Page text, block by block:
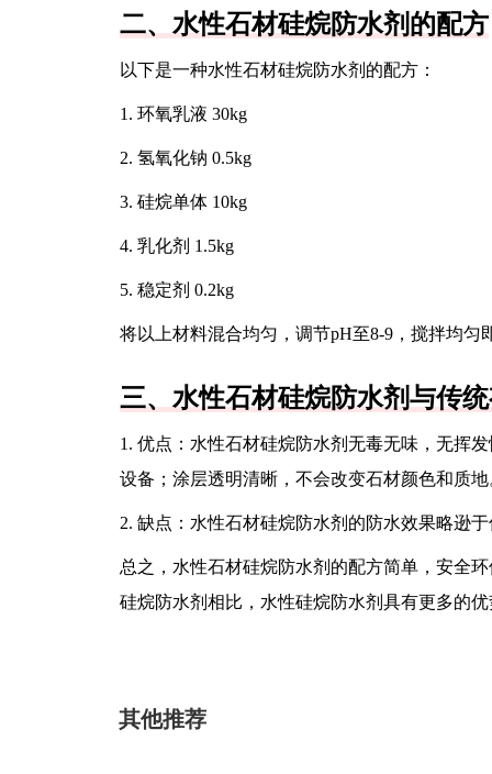
二、水性石材硅烷防水剂的配方
以下是一种水性石材硅烷防水剂的配方：
1. 环氧乳液 30kg
2. 氢氧化钠 0.5kg
3. 硅烷单体 10kg
4. 乳化剂 1.5kg
5. 稳定剂 0.2kg
将以上材料混合均匀，调节pH至8-9，搅拌均匀
三、水性石材硅烷防水剂与传
1. 优点：水性石材硅烷防水剂无毒无味，无挥
设备；涂层透明清晰，不会改变石材颜色和质地
2. 缺点：水性石材硅烷防水剂的防水效果略逊
总之，水性石材硅烷防水剂的配方简单，安全
硅烷防水剂相比，水性硅烷防水剂具有更多的
其他推荐